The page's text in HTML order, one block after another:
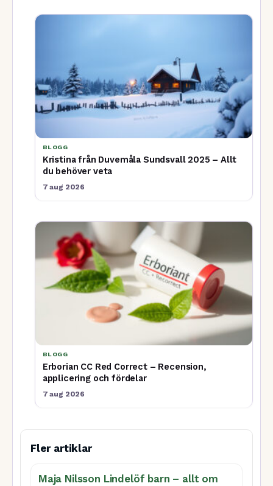
BLOGG
Kristina från Duvemåla Sundsvall 2025 – Allt
du behöver veta
7 aug 2026
BLOGG
Erborian CC Red Correct – Recension,
applicering och fördelar
7 aug 2026
Fler artiklar
Maja Nilsson Lindelöf barn – allt om